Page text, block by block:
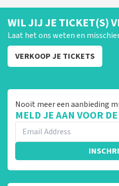
WIL JIJ JE TICKET(S)
Laat het ons weten en
VERKOOP JE TICKETS
Nooit meer een aanbieding
MELD JE AAN VOOR